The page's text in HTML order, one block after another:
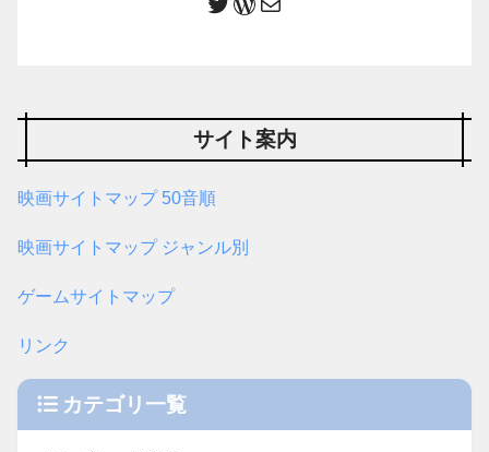
サイト案内
映画サイトマップ 50音順
映画サイトマップ ジャンル別
ゲームサイトマップ
リンク
カテゴリ一覧